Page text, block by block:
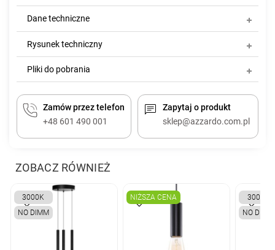
Dane techniczne
Rysunek techniczny
Pliki do pobrania
Zamów przez telefon
+48 601 490 001
Zapytaj o produkt
sklep@azzardo.com.pl
ZOBACZ RÓWNIEŻ
3000K
NO DIMM
NIŻSZA CENA
3000K
NO DIMM